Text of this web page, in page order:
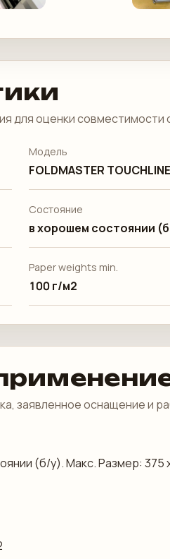
для оценки совместимости
Модель
FOLDMASTER
Состояние
в хорошем состоянии
Paper weights min.
100 г/м2
заявленное оснащение и
(б/у). Макс. Размер: 375